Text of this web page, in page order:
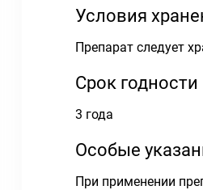
Условия
Препарат следует
Срок годности
3 года
Особые
При применении